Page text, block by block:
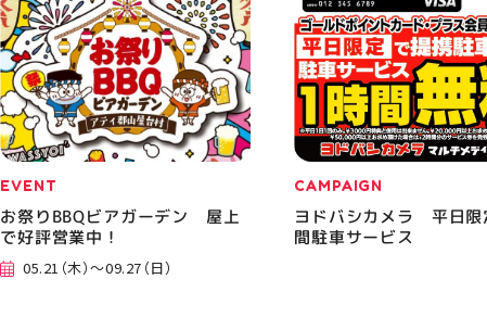
EVENT
お祭りBBQビアガーデン 屋上
で好評営業中！
05.21（木）～09.27（日）
CAMPAIGN
ヨドバシカメラ 平日限
間駐車サービス